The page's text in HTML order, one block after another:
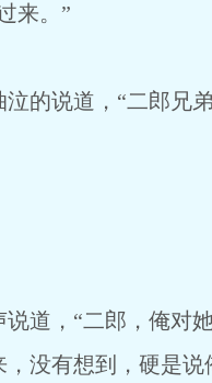
来。”
的说道，“二郎兄
道，“二郎，俺对
没有想到，硬是说